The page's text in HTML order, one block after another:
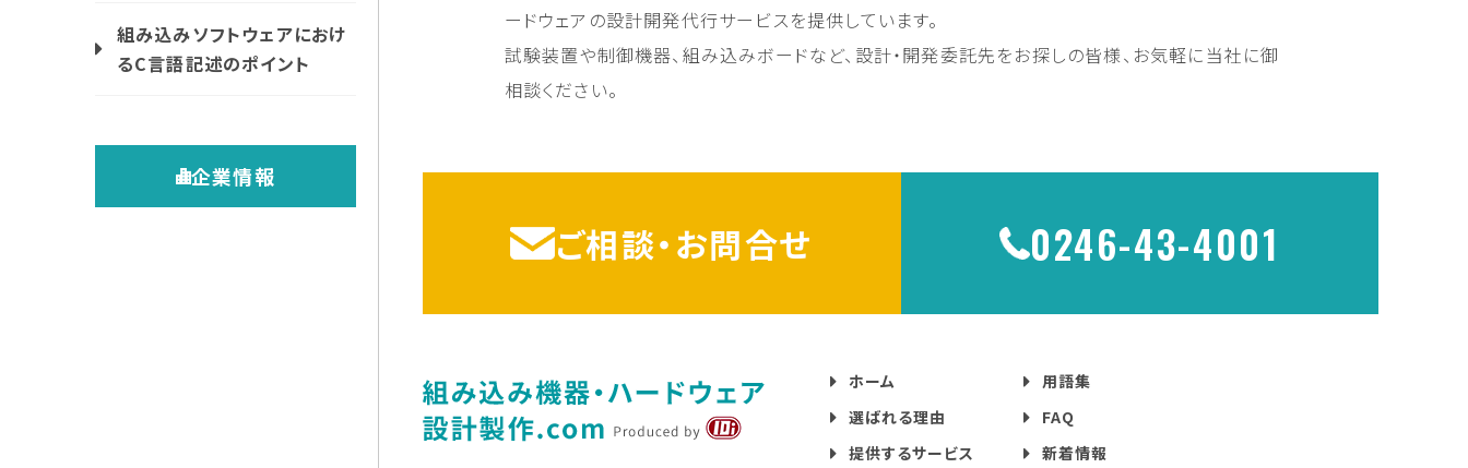
ードウェアの設計開発代行サービスを提供しています。
試験装置や制御機器、組み込みボードなど、設計・開発委託先をお探しの皆様、お気軽に当社に御
相談ください。
ご相談・お問合せ 0246-43-4001
ホーム
選ばれる理由
提供するサービス
用語集
FAQ
新着情報
組み込みソフトウェアにおけ
るC言語記述のポイント
企業情報